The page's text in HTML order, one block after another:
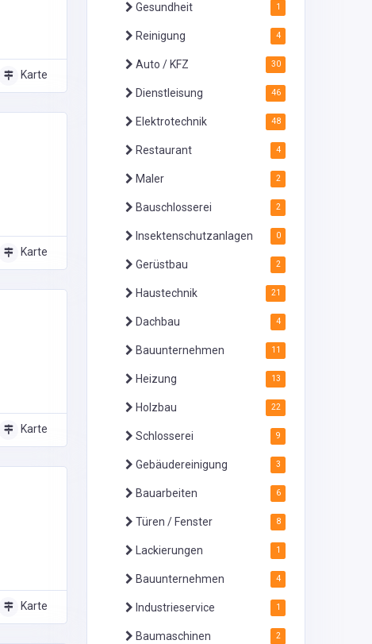
Karte
Karte
Karte
Karte
Gesundheit 1
Reinigung 4
Auto / KFZ 30
Dienstleisung 46
Elektrotechnik 48
Restaurant 4
Maler 2
Bauschlosserei 2
Insektenschutzanlagen 0
Gerüstbau 2
Haustechnik 21
Dachbau 4
Bauunternehmen 11
Heizung 13
Holzbau 22
Schlosserei 9
Gebäudereinigung 3
Bauarbeiten 6
Türen / Fenster 8
Lackierungen 1
Bauunternehmen 4
Industrieservice 1
Baumaschinen 2